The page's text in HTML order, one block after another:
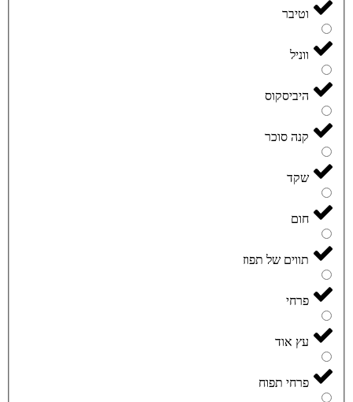
וטיבר
ווניל
היביסקוס
קנה סוכר
שקד
חום
תווים של תפוז
פרחי
עץ אוד
פרחי תפוח